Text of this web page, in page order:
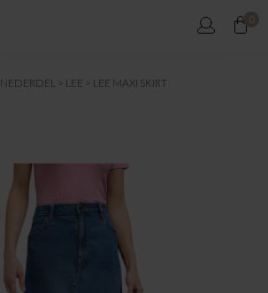
0
NEDERDEL LEE LEE MAXI SKIRT